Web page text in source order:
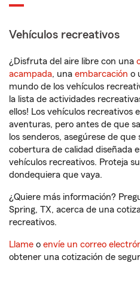
Vehículos recreativos
¿Disfruta del aire libre con una
acampada, una embarcación o
mundo de los vehículos
la lista de actividades
ellos! Los vehículos recreativos
aventuras, pero antes de que
los senderos, asegúrese de
cobertura de calidad diseñada
vehículos recreativos. Proteja
dondequiera que vaya.
¿Quiere más información?
Spring, TX, acerca de una
recreativos.
Llame o envíe un correo
obtener una cotización de